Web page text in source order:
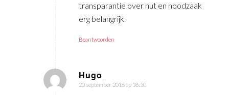
transparantie over nut en noodzaak
erg belangrijk.
Beantwoorden
Hugo
zegt:
20 september 2016 op 18:50